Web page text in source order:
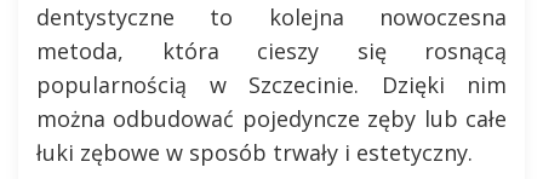
dentystyczne to kolejna nowoczesna
metoda, która cieszy się rosnącą
popularnością w Szczecinie. Dzięki nim
można odbudować pojedyncze zęby lub całe
łuki zębowe w sposób trwały i estetyczny.